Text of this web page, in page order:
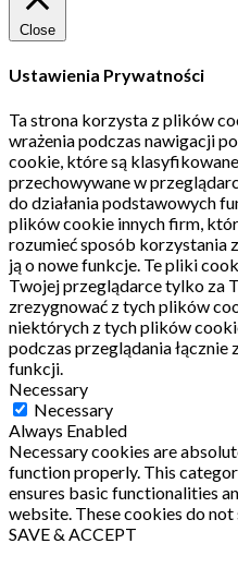
Close
Ustawienia Prywatności
Ta strona korzysta z plików
wrażenia podczas nawigacji
cookie, które są
przechowywane w
do działania podstawowych
plików cookie innych firm,
rozumieć sposób korzystania
ją o nowe funkcje. Te pliki
Twojej przeglądarce tylko za
zrezygnować z tych plików
niektórych z tych plików
podczas przeglądania
funkcji.
Necessary
Necessary
Always Enabled
Necessary cookies are
function properly. This
ensures basic functionalities
website. These cookies do
SAVE & ACCEPT